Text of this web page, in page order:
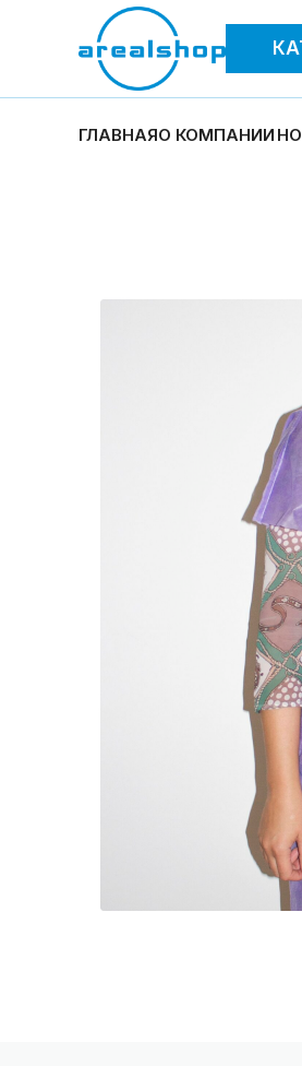
ГЛАВНАЯО КОМПАНИИ